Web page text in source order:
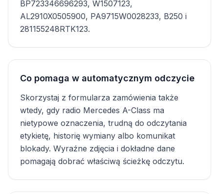
BP723346696293, W1507123,
AL2910X0505900, PA9715W0028233, B250 i
281155248RTK123.
Co pomaga w automatycznym odczycie
Skorzystaj z formularza zamówienia także
wtedy, gdy radio Mercedes A-Class ma
nietypowe oznaczenia, trudną do odczytania
etykietę, historię wymiany albo komunikat
blokady. Wyraźne zdjęcia i dokładne dane
pomagają dobrać właściwą ścieżkę odczytu.